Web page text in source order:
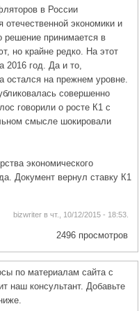
в России
отечественной экономики и
решение принимается в
но крайне редко. На этот
2016 год. Да и то,
остался на прежнем уровне.
совершенно
говорили о росте К1 с
смысле шокировали
экономического
Документ вернул ставку К1
bizwriter в чт., 10/12/2015 - 18:53.
2496 просмотров
по материалам сайта с
наш консультант. Добавьте